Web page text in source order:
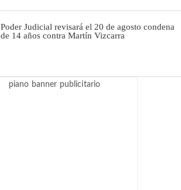
Poder Judicial revisará el 20 de agosto condena
de 14 años contra Martín Vizcarra